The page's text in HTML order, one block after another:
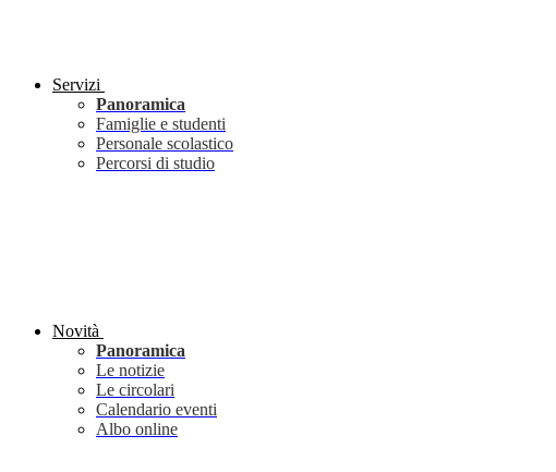
Servizi
Panoramica
Famiglie e studenti
Personale scolastico
Percorsi di studio
Novità
Panoramica
Le notizie
Le circolari
Calendario eventi
Albo online